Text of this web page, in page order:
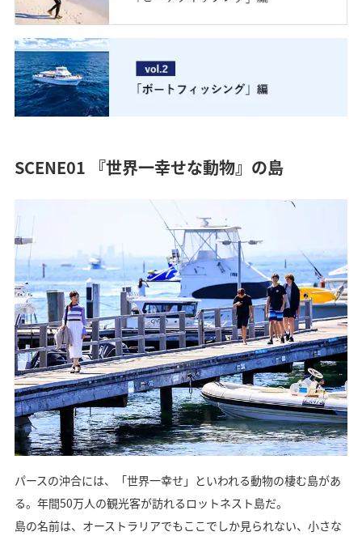
SCENE01 『世界一幸せな動物』の島
パースの沖合には、「世界一幸せ」といわれる動物の棲む島があ
る。年間50万人の観光客が訪れるロットネスト島だ。
島の名前は、オーストラリアでもここでしか見られない、小さな